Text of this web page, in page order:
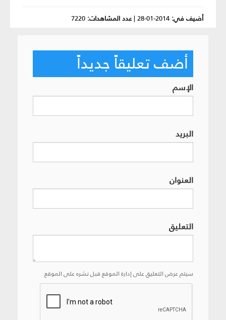
أضيف في: 2014-01-28
|عدد المشاهدات: 7220
أضف تعليقاً جديداً
الإسم
البريد
العنوان
التعليق
سيتم عرض التعليق على إدارة الموقع قبل نشره على الموقع